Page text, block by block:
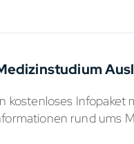
kostenloses Infopaket
rund ums